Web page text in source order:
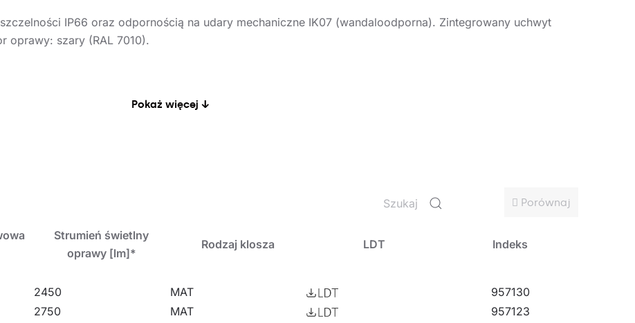
IP66 oraz odpornością na udary mechaniczne IK07 (wandaloodporna). Zintegrowany uchwyt
oprawy: szary (RAL 7010).
do oświetlenia: ulic, dróg lokalnych, ścieżek rowerowych, alejek, chodników, parkingów, placów i
Pokaż więcej ↓
Porównaj
Strumień świetlny
oprawy [lm]*
Rodzaj klosza LDT Indeks
2450 MAT
957130
2750 MAT
957123